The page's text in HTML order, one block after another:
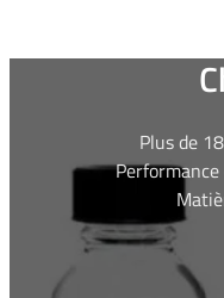
Plus de